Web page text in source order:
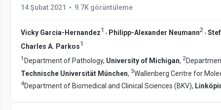
14 Şubat 2021 • 9.7K görüntüleme
Vicky Garcia-Hernandez1 , Philipp-Alexander Neumann2 ,
Charles A. Parkos1
1 Department of Pathology, University of Michigan, 2
Technische Universität München, 3Wallenberg Centre for
4Department of Biomedical and Clinical Sciences (BKV),